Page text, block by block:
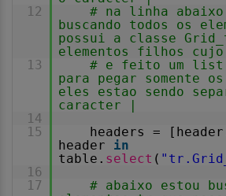
12
# na linha abaixo
buscando todos os
possui a classe
elementos filhos
13
# e feito um list
para pegar somente
eles estao sendo
caracter |
14
15
headers =
header in
table. select (
16
17
# abaixo estou